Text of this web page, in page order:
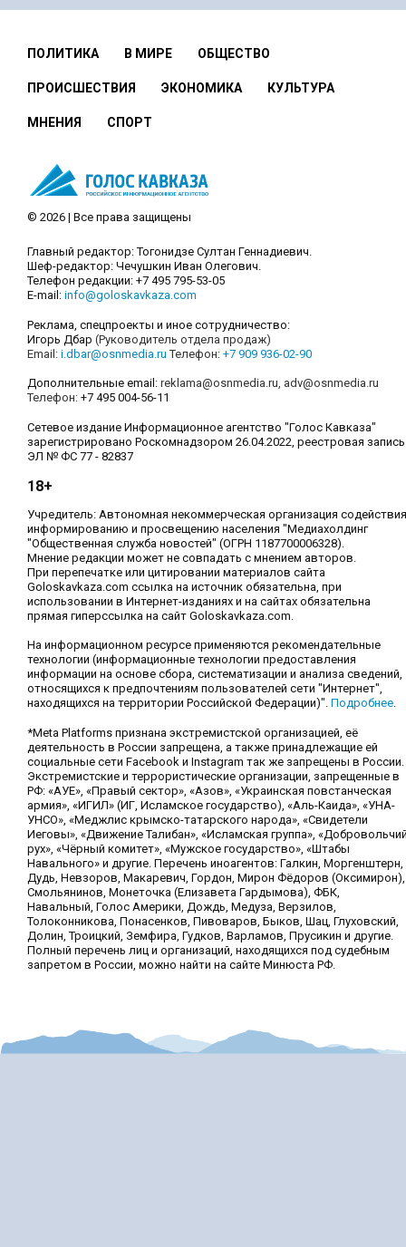
ПОЛИТИКА В МИРЕ ОБЩЕСТВО
ПРОИСШЕСТВИЯ ЭКОНОМИКА КУЛЬТУРА
МНЕНИЯ СПОРТ
© 2026 | Все права защищены
Главный редактор: Тогонидзе Султан Геннадиевич.
Шеф-редактор: Чечушкин Иван Олегович.
Телефон редакции: +7 495 795-53-05
E-mail: info@goloskavkaza.com
Реклама, спецпроекты и иное сотрудничество:
Игорь Дбар (Руководитель отдела продаж)
Email: i.dbar@osnmedia.ru Телефон: +7 909 936-02-90
Дополнительные email: reklama@osnmedia.ru adv@osnmedia.ru
Телефон: +7 495 004-56-11
Сетевое издание Информационное агентство "Голос Кавказа"
зарегистрировано Роскомнадзором 26.04.2022, реестровая запись
ЭЛ № ФС 77 - 82837
18+
Учредитель: Автономная некоммерческая организация содействия
информированию и просвещению населения "Медиахолдинг
"Общественная служба новостей" (ОГРН 1187700006328).
Мнение редакции может не совпадать с мнением авторов.
При перепечатке или цитировании материалов сайта
Goloskavkaza.com ссылка на источник обязательна, при
использовании в Интернет-изданиях и на сайтах обязательна
прямая гиперссылка на сайт Goloskavkaza.com.
На информационном ресурсе применяются рекомендательные
технологии (информационные технологии предоставления
информации на основе сбора, систематизации и анализа сведений,
относящихся к предпочтениям пользователей сети "Интернет",
находящихся на территории Российской Федерации)". Подробнее
*Meta Platforms признана экстремистской организацией, её
деятельность в России запрещена, а также принадлежащие ей
социальные сети Facebook и Instagram так же запрещены в России.
Экстремистские и террористические организации, запрещенные в
РФ: «АУЕ», «Правый сектор», «Азов», «Украинская повстанческая
армия», «ИГИЛ» (ИГ, Исламское государство), «Аль-Каида», «УНА-
УНСО», «Меджлис крымско-татарского народа», «Свидетели
Иеговы», «Движение Талибан», «Исламская группа»,
рух», «Чёрный комитет», «Мужское государство», «Штабы
Навального» и другие. Перечень иноагентов: Галкин, Моргенштерн,
Дудь, Невзоров, Макаревич, Гордон, Мирон Фёдоров (Оксимирон),
Смольянинов, Монеточка (Елизавета Гардымова), ФБК,
Навальный, Голос Америки, Дождь, Медуза, Верзилов,
Толоконникова, Понасенков, Пивоваров, Быков, Шац, Глуховский,
Долин, Троицкий, Земфира, Гудков, Варламов, Прусикин и другие.
Полный перечень лиц и организаций, находящихся под судебным
запретом в России, можно найти на сайте Минюста РФ.